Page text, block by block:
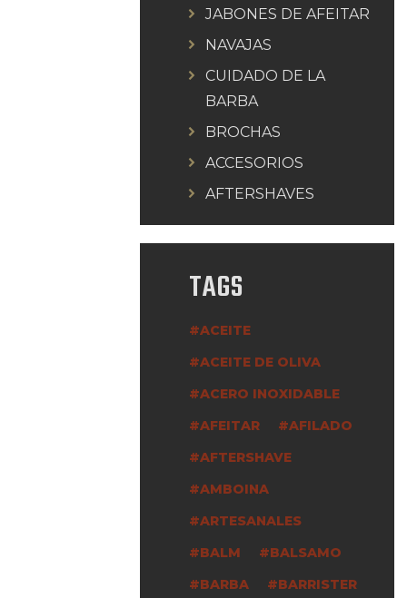
JABONES DE AFEITAR
NAVAJAS
CUIDADO DE LA
BARBA
BROCHAS
ACCESORIOS
AFTERSHAVES
TAGS
ACEITE
ACEITE DE OLIVA
ACERO INOXIDABLE
AFEITAR
AFILADO
AFTERSHAVE
AMBOINA
ARTESANALES
BALM
BALSAMO
BARBA
BARRISTER